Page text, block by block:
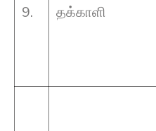
9. தக்காளி